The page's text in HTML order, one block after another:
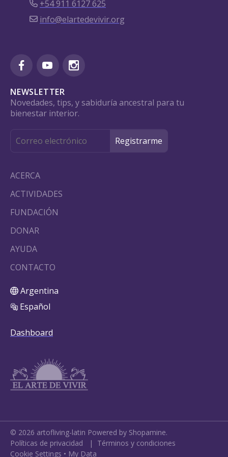
+54 911 6127 625
info@elartedevivir.org
NEWSLETTER
Novedades, tips, y sabiduría ancestral para tu
bienestar interior.
ACERCA
ACTIVIDADES
FUNDACIÓN
DONAR
AYUDA
CONTACTO
Argentina
Español
Dashboard
© 2026 artofliving-latin Powered by Shopamine.
Políticas de privacidad | Términos y condiciones
Cookie Settings • My Data